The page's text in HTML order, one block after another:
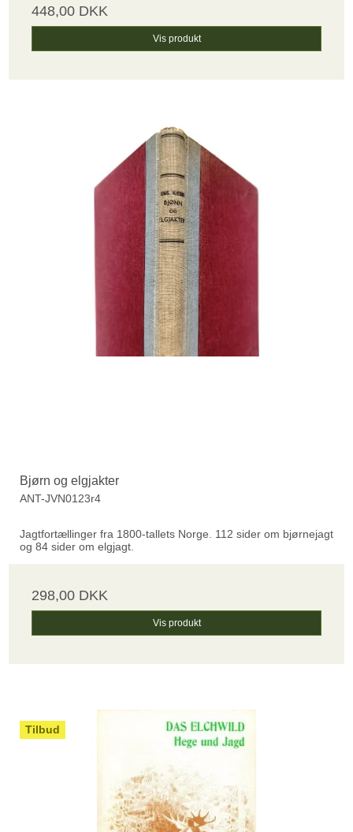
448,00 DKK
Vis produkt
Bjørn og elgjakter
ANT-JVN0123r4
Jagtfortællinger fra 1800-tallets Norge. 112 sider om bjørnejagt
og 84 sider om elgjagt.
298,00 DKK
Vis produkt
Tilbud